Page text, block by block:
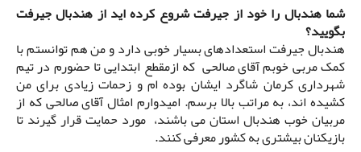
شما هندبال را خود از جیرفت شروع کرده اید از هندبال جیرفت
بگویید؟
هندبال جیرفت استعدادهای بسیار خوبی دارد و من هم توانستم با
کمک مربی خوبم آقای صالحی که ازمقطع ابتدایی تا حضورم در تیم
شهرداری کرمان شاگرد ایشان بوده ام و زحمات زیادی برای من
کشیده اند، به مراتب بالا برسم. امیدوارم امثال آقای صالحی که از
مربیان خوب هندبال استان می باشند، مورد حمایت قرار گیرند تا
بازیکنان بیشتری به کشور معرفی کنند.